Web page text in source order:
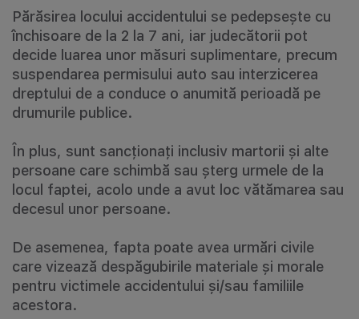
Părăsirea locului accidentului se pedepsește cu
închisoare de la 2 la 7 ani, iar judecătorii pot
decide luarea unor măsuri suplimentare, precum
suspendarea permisului auto sau interzicerea
dreptului de a conduce o anumită perioadă pe
drumurile publice.
În plus, sunt sancționați inclusiv martorii și alte
persoane care schimbă sau șterg urmele de la
locul faptei, acolo unde a avut loc vătămarea sau
decesul unor persoane.
De asemenea, fapta poate avea urmări civile
care vizează despăgubirile materiale și morale
pentru victimele accidentului și/sau familiile
acestora.